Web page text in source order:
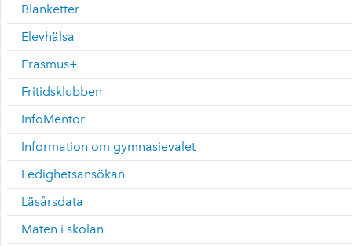
Blanketter
Elevhälsa
Erasmus+
Fritidsklubben
InfoMentor
Information om gymnasievalet
Ledighetsansökan
Läsårsdata
Maten i skolan